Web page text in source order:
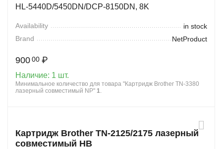
HL-5440D/5450DN/DCP-8150DN, 8K
Availability
in stock
Brand
NetProduct
900 00 ₽
Наличие: 1 шт.
Минимальное количество для товара "Картридж Brother TN-3380
лазерный совместимый NP" 1.
Картридж Brother TN-2125/2175 лазерный
совместимый HB